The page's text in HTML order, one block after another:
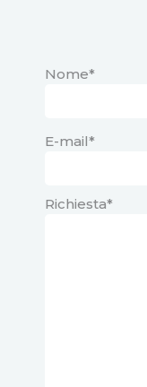
Nome*
E-mail*
Richiesta*